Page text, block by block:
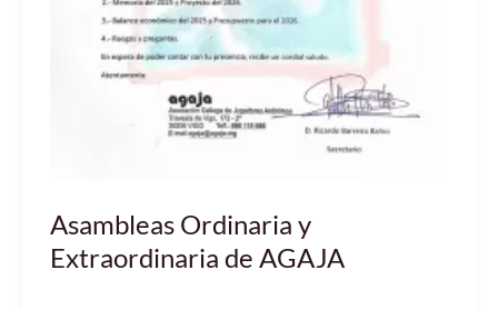
Asambleas Ordinaria y
Extraordinaria de AGAJA